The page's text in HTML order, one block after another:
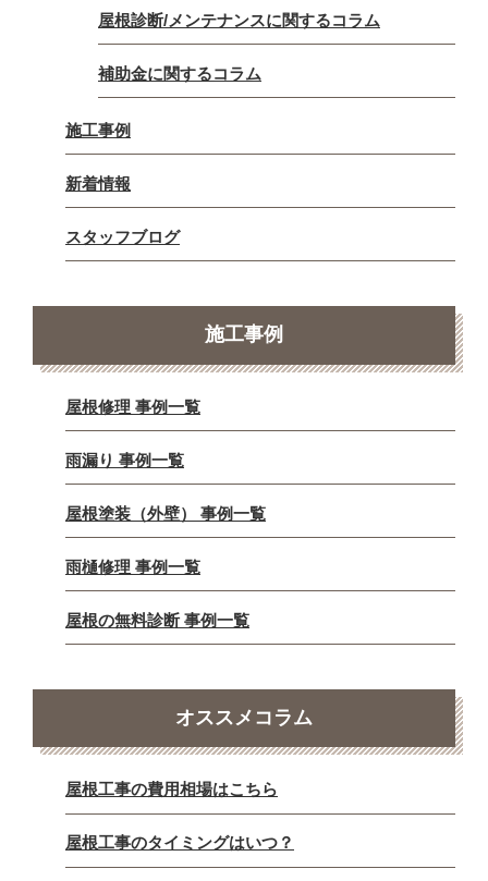
屋根診断/メンテナンスに関するコラム
補助金に関するコラム
施工事例
新着情報
スタッフブログ
施工事例
屋根修理 事例一覧
雨漏り 事例一覧
屋根塗装（外壁） 事例一覧
雨樋修理 事例一覧
屋根の無料診断 事例一覧
オススメコラム
屋根工事の費用相場はこちら
屋根工事のタイミングはいつ？